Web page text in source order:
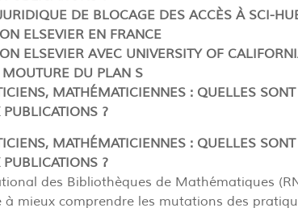
DE BLOCAGE DES ACCÈS À SCI-
ELSEVIER EN FRANCE
ELSEVIER AVEC UNIVERSITY OF
DU PLAN S
MATHÉMATICIENNES : QUELLES
PUBLICATIONS ?
MATHÉMATICIENNES : QUELLES
PUBLICATIONS ?
des Bibliothèques de Mathématiques
à mieux comprendre les mutations des